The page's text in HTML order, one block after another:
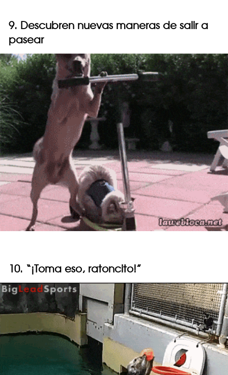
9. Descubren nuevas maneras de salir a
pasear
10. “¡Toma eso, ratoncito!”